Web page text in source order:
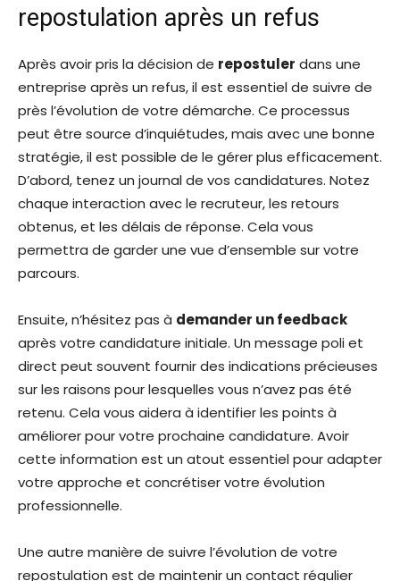
repostulation après un refus
Après avoir pris la décision de repostuler dans une
entreprise après un refus, il est essentiel de suivre de
près l’évolution de votre démarche. Ce processus
peut être source d’inquiétudes, mais avec une bonne
stratégie, il est possible de le gérer plus efficacement.
D’abord, tenez un journal de vos candidatures. Notez
chaque interaction avec le recruteur, les retours
obtenus, et les délais de réponse. Cela vous
permettra de garder une vue d’ensemble sur votre
parcours.
Ensuite, n’hésitez pas à demander un feedback
après votre candidature initiale. Un message poli et
direct peut souvent fournir des indications précieuses
sur les raisons pour lesquelles vous n’avez pas été
retenu. Cela vous aidera à identifier les points à
améliorer pour votre prochaine candidature. Avoir
cette information est un atout essentiel pour adapter
votre approche et concrétiser votre évolution
professionnelle.
Une autre manière de suivre l’évolution de votre
repostulation est de maintenir un contact régulier